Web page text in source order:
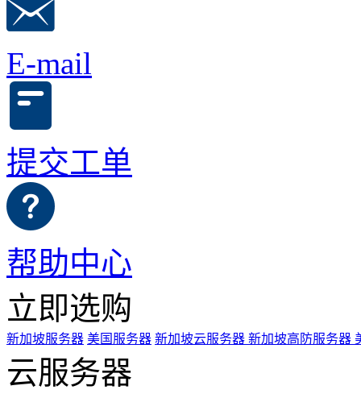
E-mail
提交工单
帮助中心
立即选购
新加坡服务器 美国服务器 新加坡云服务器 新加坡高防服务器
云服务器